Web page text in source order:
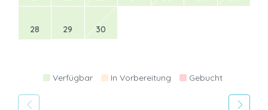
28 29 30
Verfügbar In Vorbereitung Gebucht